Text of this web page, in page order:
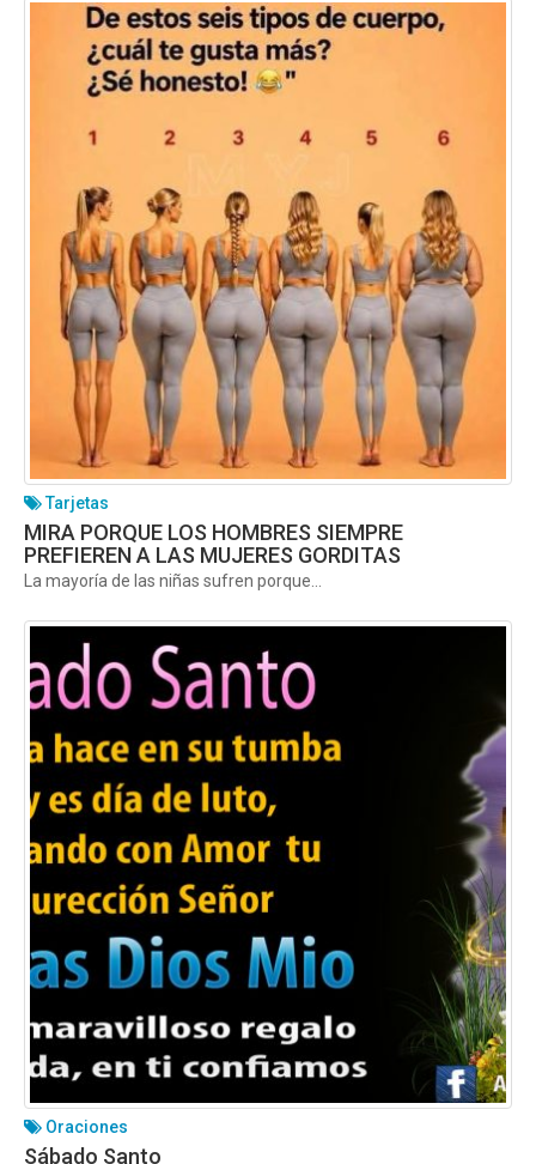
Tarjetas
MIRA PORQUE LOS HOMBRES SIEMPRE
PREFIEREN A LAS MUJERES GORDITAS
La mayoría de las niñas sufren porque...
Oraciones
Sábado Santo